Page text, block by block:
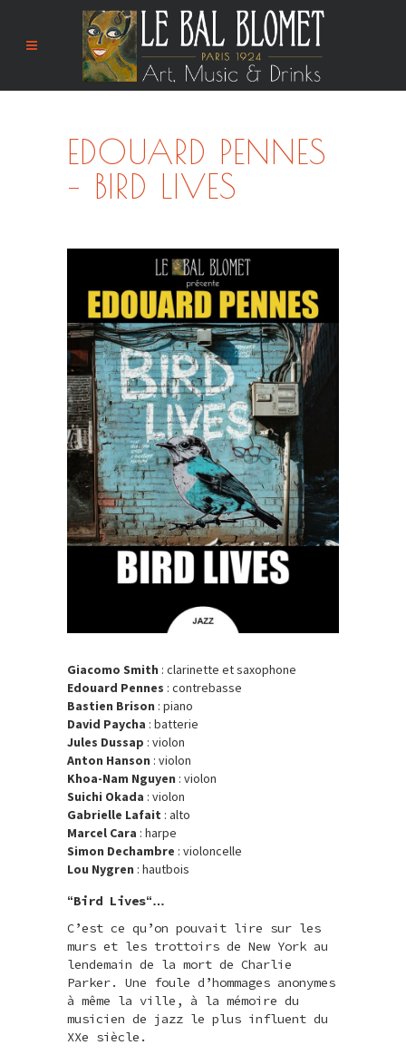
EDOUARD PENNES
– BIRD LIVES
Giacomo Smith : clarinette et saxophone
Edouard Pennes : contrebasse
Bastien Brison : piano
David Paycha : batterie
Jules Dussap : violon
Anton Hanson : violon
Khoa-Nam Nguyen : violon
Suichi Okada : violon
Gabrielle Lafait : alto
Marcel Cara : harpe
Simon Dechambre : violoncelle
Lou Nygren : hautbois
“Bird Lives“…
C’est ce qu’on pouvait lire sur les
murs et les trottoirs de New York au
lendemain de la mort de Charlie
Parker. Une foule d’hommages anonymes
à même la ville, à la mémoire du
musicien de jazz le plus influent du
XXe siècle.